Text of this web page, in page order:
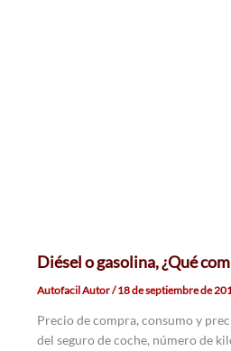
Diésel o gasolina, ¿Qué
Autofacil Autor/18 de septiembre de
Precio de compra, consumo y
del seguro de coche, número de